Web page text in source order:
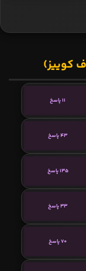
کوییز)
11 پاسخ
43 پاسخ
135 پاسخ
33 پاسخ
70 پاسخ